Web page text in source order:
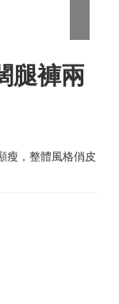
腿褲兩
瘦，整體風格俏皮